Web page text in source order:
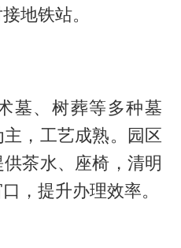
地铁站。
墓、树葬等多种墓
，工艺成熟。园区
茶水、座椅，清明
，提升办理效率。